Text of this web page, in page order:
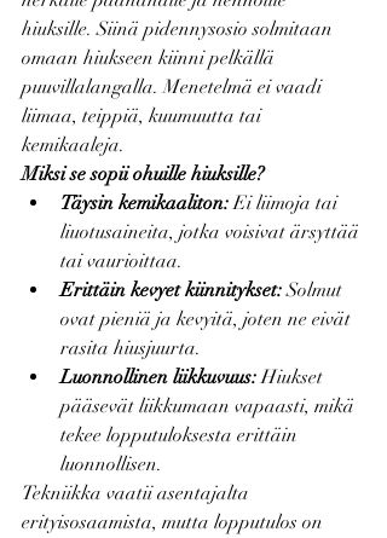
hiuksille. Siinä pidennysosio solmitaan
omaan hiukseen kiinni pelkällä
puuvillalangalla. Menetelmä ei vaadi
liimaa, teippiä, kuumuutta tai
kemikaaleja.
Miksi se sopii ohuille hiuksille?
Täysin kemikaaliton: Ei liimoja tai
liuotusaineita, jotka voisivat ärsyttää
tai vaurioittaa.
Erittäin kevyet kiinnitykset: Solmut
ovat pieniä ja kevyitä, joten ne eivät
rasita hiusjuurta.
Luonnollinen liikkuvuus: Hiukset
pääsevät liikkumaan vapaasti, mikä
tekee lopputuloksesta erittäin
luonnollisen.
Tekniikka vaatii asentajalta
erityisosaamista, mutta lopputulos on